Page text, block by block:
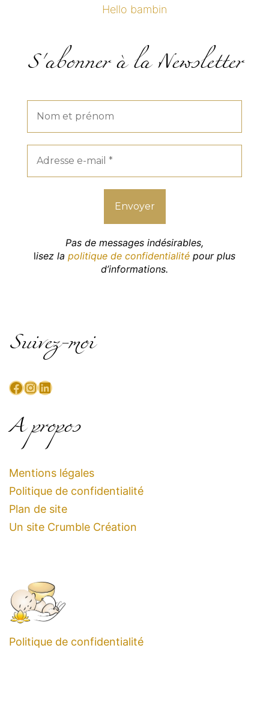
Hello bambin
S'abonner à la Newsletter
Pas de messages indésirables,
lisez la politique de confidentialité pour plus
d’informations.
Suivez-moi
Facebook
Instagram
LinkedIn
A propos
Mentions légales
Politique de confidentialité
Plan de site
Un site Crumble Création
Politique de confidentialité